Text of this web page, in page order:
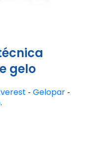
gelo
- Gelopar -
.